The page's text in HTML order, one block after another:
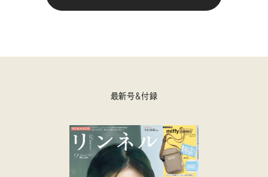
最新号＆付録